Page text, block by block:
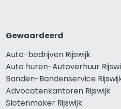
Gewaardeerd
Auto-bedrijven Rijswijk
Auto huren-Autoverhuur
Banden-Bandenservice
Advocatenkantoren Rijswijk
Slotenmaker Rijswijk